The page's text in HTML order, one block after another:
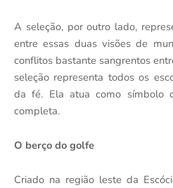
A seleção, por outro lado,
entre essas duas visões de
conflitos bastante sangrentos
seleção representa todos os
da fé. Ela atua como símbolo
completa.
O berço do golfe
Criado na região leste da